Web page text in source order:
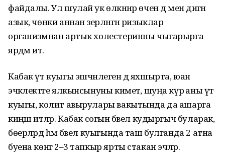
файдалы. Ул шулай ук өлкәннәр өчен дә менә дигән
азык, чөнки аннан әзерләнгән ризыклар
организмнан артык холестеринны чыгарырга
ярдәм итә.
Кабак үт куыгы эшчәнлеген дә яхшырта, юан
эчәклектәге ялкынсынуны киметә, шуңа күрә аны үт
куыгы, колит авырулары вакытында да ашарга
киңәш итәләр. Кабак согын бәвел кудыргыч буларак,
бөерләрдә һәм бәвел куыгында таш булганда 2 атна
буена көнгә 2–3 тапкыр ярты стакан эчәләр.